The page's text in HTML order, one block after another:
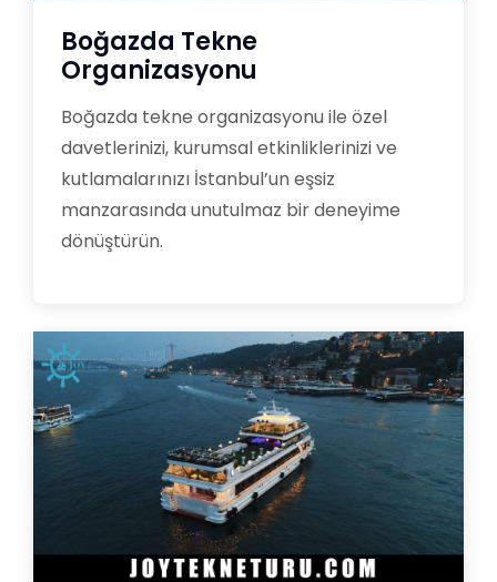
Boğazda Tekne
Organizasyonu
Boğazda tekne organizasyonu ile özel
davetlerinizi, kurumsal etkinliklerinizi ve
kutlamalarınızı İstanbul’un eşsiz
manzarasında unutulmaz bir deneyime
dönüştürün.